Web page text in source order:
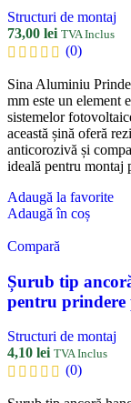
Structuri de montaj
73,00 lei TVA Inclus
(0)
Sina Aluminiu
mm este un element
sistemelor
această șină oferă
anticorozivă și
ideală pentru montaj
Adaugă la favorite
Adaugă în coș
Compară
Șurub tip
pentru prindere
Structuri de montaj
4,10 lei TVA Inclus
(0)